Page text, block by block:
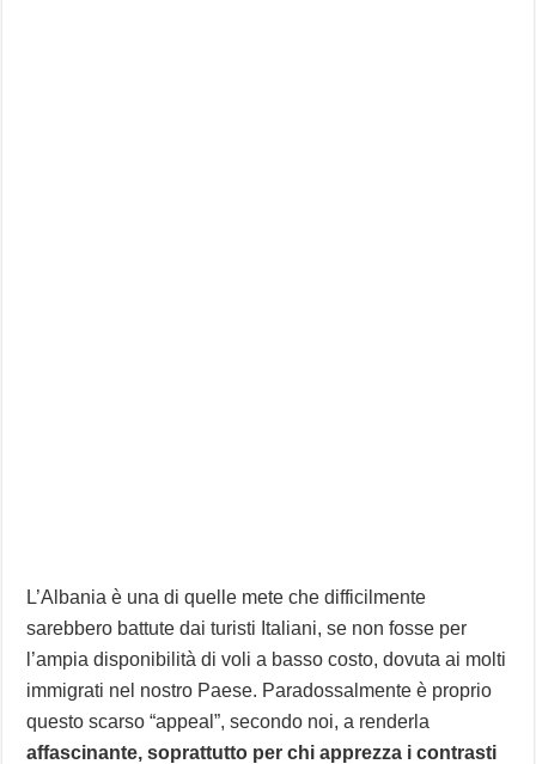
L’Albania è una di quelle mete che difficilmente
sarebbero battute dai turisti Italiani, se non fosse per
l’ampia disponibilità di voli a basso costo, dovuta ai molti
immigrati nel nostro Paese. Paradossalmente è proprio
questo scarso “appeal”, secondo noi, a renderla
affascinante, soprattutto per chi apprezza i contrasti